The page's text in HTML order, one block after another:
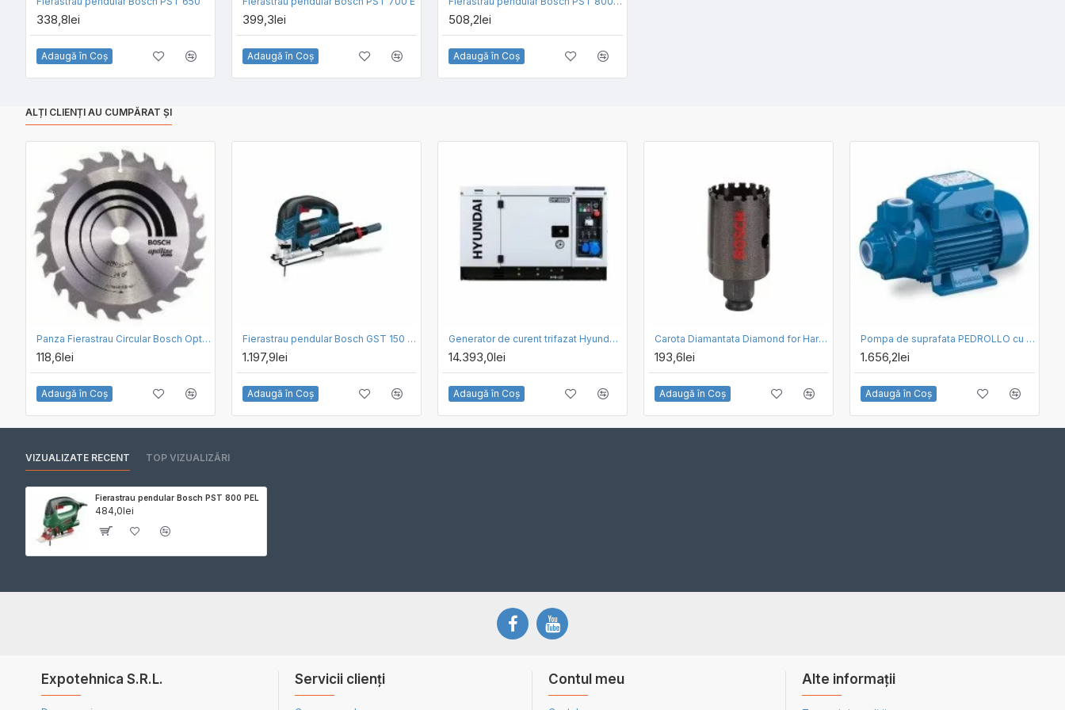
338,8lei
Adaugă în Coş
399,3lei
Adaugă în Coş
508,2lei
Adaugă în Coş
ALȚI CLIENȚI AU CUMPĂRAT ȘI
Panza Fierastrau Circular Bosch Optiline Wood 190 x 20 / 24
118,6lei
Adaugă în Coş
Fierastrau pendular Bosch GST 150 BCE
1.197,9lei
Adaugă în Coş
Generator de curent trifazat Hyundai DHY10000SE-T cu motor diesel, 10.6kVA
14.393,0lei
Adaugă în Coş
Carota Diamantata Diamond for Hard Ceramics Bosch 32mm
193,6lei
Adaugă în Coş
Pompa de suprafata PEDROLLO cu turbina periferica PKm200
1.656,2lei
Adaugă în Coş
VIZUALIZATE RECENT TOP VIZUALIZĂRI
Fierastrau pendular Bosch PST 800 PEL
484,0lei
Expotehnica S.R.L. Servicii clienți Contul meu Alte informații